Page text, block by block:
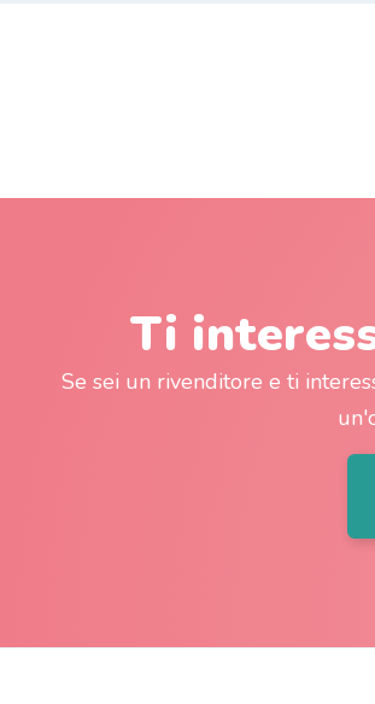
Ti
Se sei un rivenditore e ti